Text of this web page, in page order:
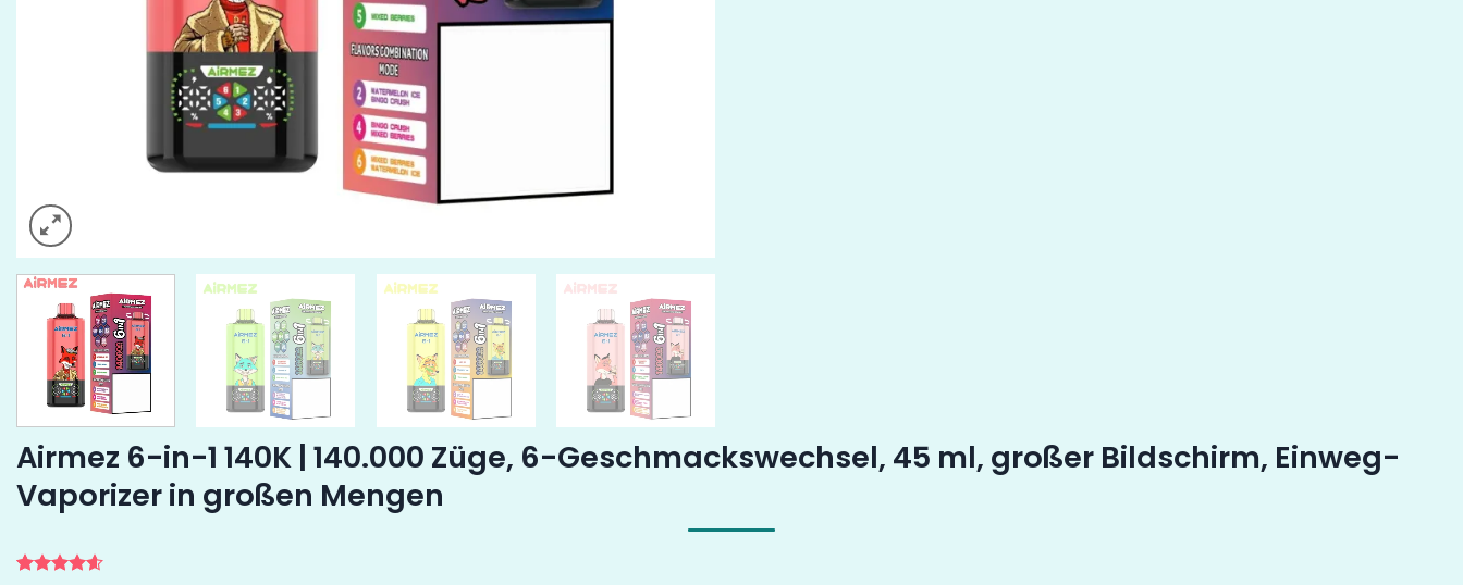
Airmez 6-in-1 140K | 140.000 Züge, 6-Geschmackswechsel, 45 ml, großer Bildschirm, Einweg-
Vaporizer in großen Mengen